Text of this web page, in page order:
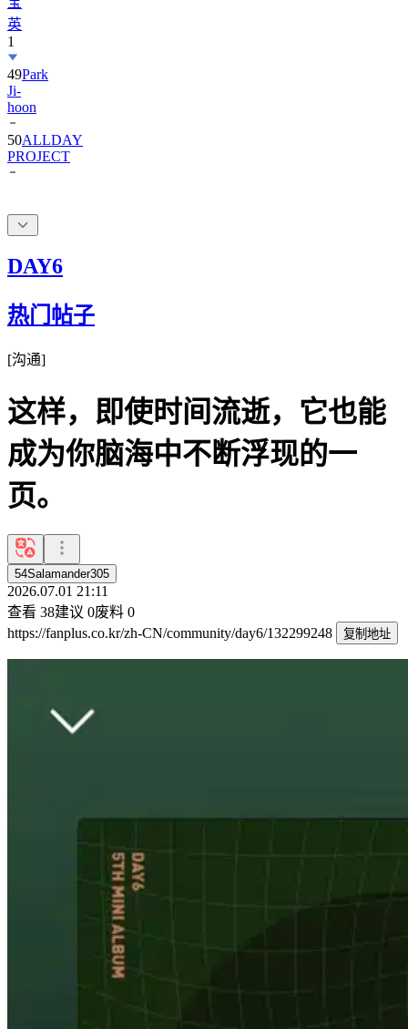
1
49
Ji-
hoon
50ALLDAY
PROJECT
DAY6
热门帖子
[沟通]
这样，即使时间流逝，它也能
成为你脑海中不断浮现的一
页。
54Salamander305
2026.07.01 21:11
查看 38建议 0废料 0
https://fanplus.co.kr/zh-CN/community/day6/132299248
复制地址